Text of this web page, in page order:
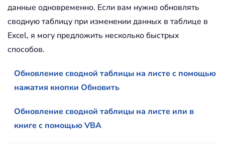
данные одновременно. Если вам нужно обновлять
сводную таблицу при изменении данных в таблице в
Excel, я могу предложить несколько быстрых
способов.
Обновление сводной таблицы на листе с помощью
нажатия кнопки Обновить
Обновление сводной таблицы на листе или в
книге с помощью VBA